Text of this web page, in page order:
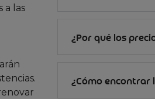
a las
¿Por qué los
¿Cómo encontrar